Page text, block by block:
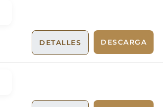
DESCARGA
DETALLES